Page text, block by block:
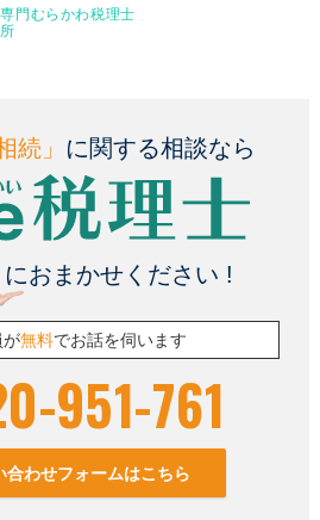
門むらかわ税理士
続」 に関する相談なら
におまかせください !
が無料でお話を伺います
951-761
合わせフォームはこちら